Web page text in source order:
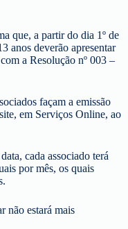
que, a partir do dia 1º de
anos deverão apresentar
a Resolução nº 003 –
façam a emissão
em Serviços Online, ao
cada associado terá
por mês, os quais
não estará mais